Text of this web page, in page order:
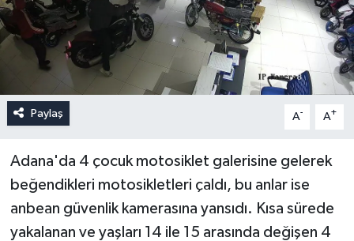
Paylaş A- A+
Adana'da 4 çocuk motosiklet galerisine gelerek
beğendikleri motosikletleri çaldı, bu anlar ise
anbean güvenlik kamerasına yansıdı. Kısa sürede
yakalanan ve yaşları 14 ile 15 arasında değişen 4